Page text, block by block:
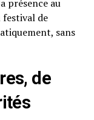
présence au
de
sans
de